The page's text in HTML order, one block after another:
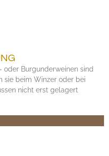
oder Burgunderweinen sind
sie beim Winzer oder bei
nicht erst gelagert